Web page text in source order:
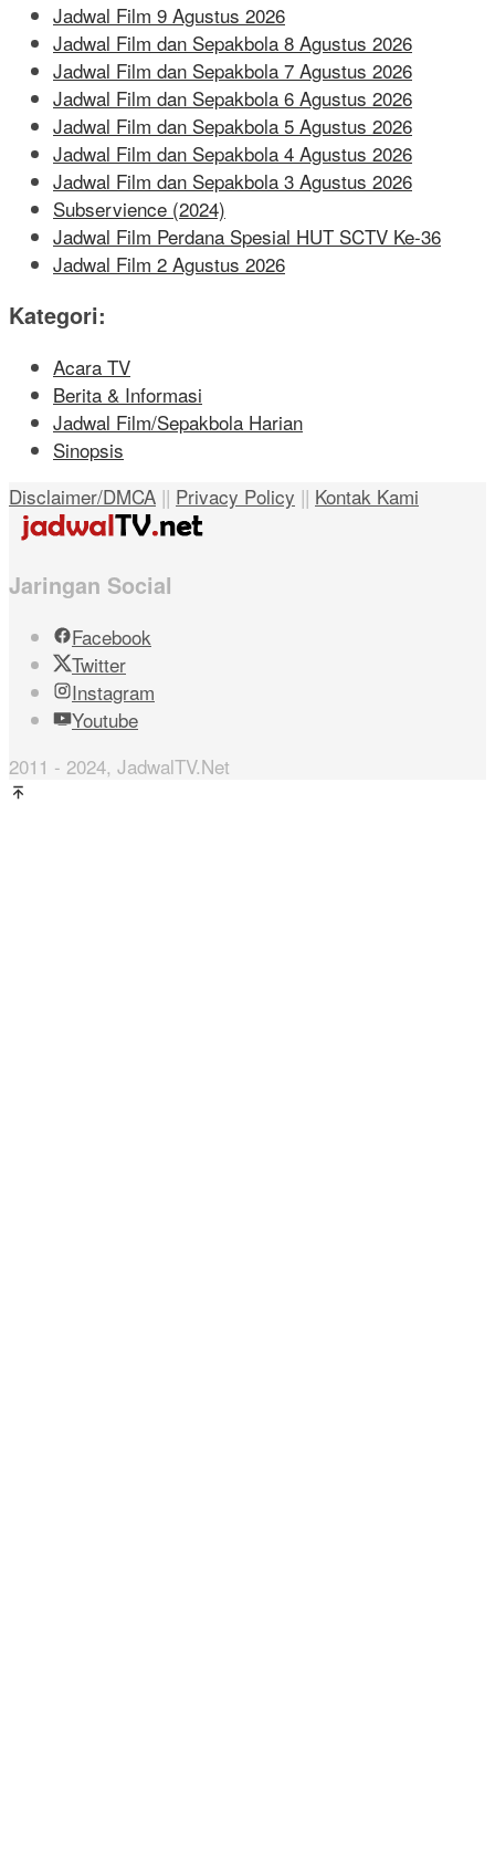
Jadwal Film 9 Agustus 2026
Jadwal Film dan Sepakbola 8 Agustus 2026
Jadwal Film dan Sepakbola 7 Agustus 2026
Jadwal Film dan Sepakbola 6 Agustus 2026
Jadwal Film dan Sepakbola 5 Agustus 2026
Jadwal Film dan Sepakbola 4 Agustus 2026
Jadwal Film dan Sepakbola 3 Agustus 2026
Subservience (2024)
Jadwal Film Perdana Spesial HUT SCTV Ke-36
Jadwal Film 2 Agustus 2026
Kategori:
Acara TV
Berita & Informasi
Jadwal Film/Sepakbola Harian
Sinopsis
Disclaimer/DMCA || Privacy Policy || Kontak Kami
Jaringan Social
Facebook
Twitter
Instagram
Youtube
2011 - 2024, JadwalTV.Net